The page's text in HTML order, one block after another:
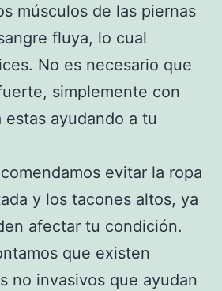
músculos de las piernas
fluya, lo cual
No es necesario que
simplemente con
estas ayudando a tu
evitar la ropa
y los tacones altos, ya
afectar tu condición.
que existen
no invasivos que ayudan